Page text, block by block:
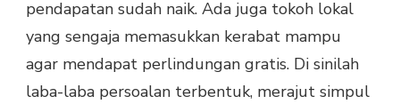
pendapatan sudah naik. Ada juga tokoh lokal
yang sengaja memasukkan kerabat mampu
agar mendapat perlindungan gratis. Di sinilah
laba-laba persoalan terbentuk, merajut simpul